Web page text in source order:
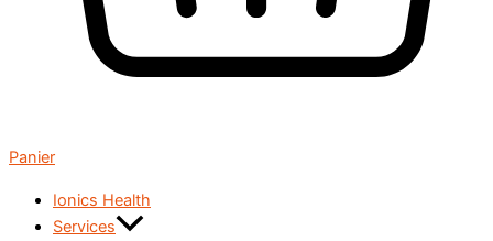
Panier
Ionics Health
Services